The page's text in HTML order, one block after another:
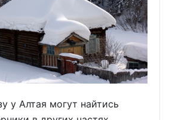
у Алтая могут найтись